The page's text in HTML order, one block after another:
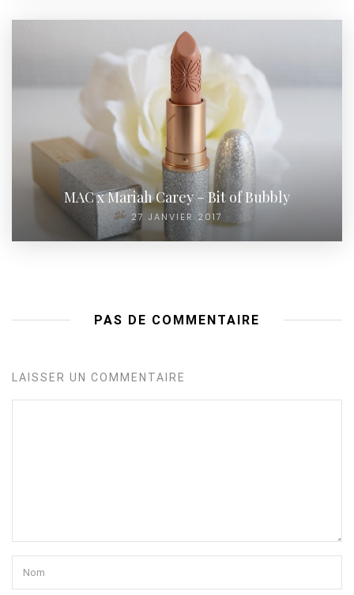
MAC x Mariah Carey – Bit of Bubbly
27 JANVIER 2017
PAS DE COMMENTAIRE
LAISSER UN COMMENTAIRE